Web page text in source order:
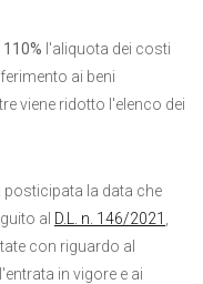
l'aliquota dei costi
ai beni
viene ridotto l'elenco dei
posticipata la data che
al D.L. n. 146/2021
con riguardo al
in vigore e ai